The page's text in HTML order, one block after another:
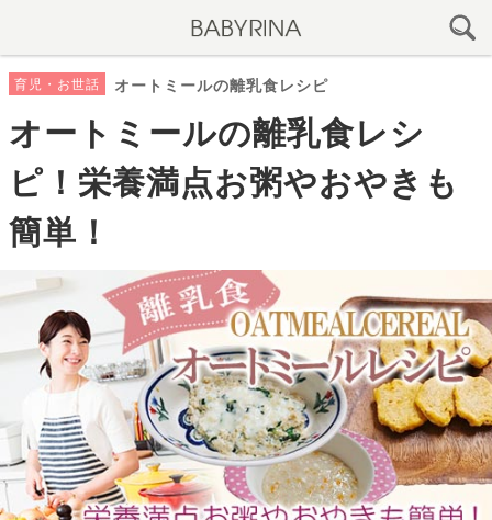
育児・お世話 オートミールの離乳食レシピ
オートミールの離乳食レシ
ピ！栄養満点お粥やおやきも
簡単！